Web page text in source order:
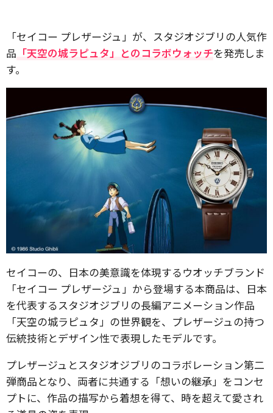
「セイコー プレザージュ」が、スタジオジブリの人気作
品 「天空の城ラピュタ」とのコラボウォッチを発売しま
す。
セイコーの、日本の美意識を体現するウオッチブランド
「セイコー プレザージュ」から登場する本商品は、日本
を代表するスタジオジブリの長編アニメーション作品
「天空の城ラピュタ」の世界観を、プレザージュの持つ
伝統技術とデザイン性で表現したモデルです。
プレザージュとスタジオジブリのコラボレーション第二
弾商品となり、両者に共通する「想いの継承」をコンセ
プトに、作品の描写から着想を得て、時を超えて愛され